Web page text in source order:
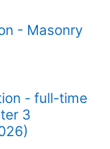
- Masonry
- full-time
3